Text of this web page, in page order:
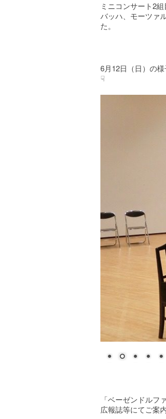
ミニコンサート2
バッハ、モーツァ
た。
6月12日（日）の
☟
「ベーゼンドルフ
広報誌等にてご案